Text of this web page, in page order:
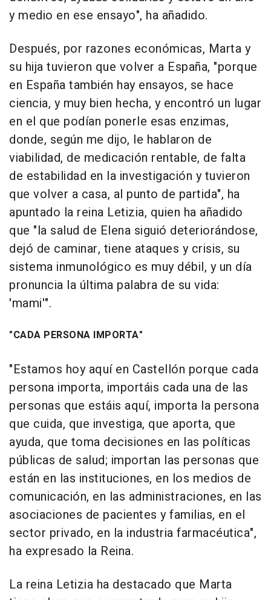
y medio en ese ensayo", ha añadido.
Después, por razones económicas, Marta y
su hija tuvieron que volver a España, "porque
en España también hay ensayos, se hace
ciencia, y muy bien hecha, y encontró un lugar
en el que podían ponerle esas enzimas,
donde, según me dijo, le hablaron de
viabilidad, de medicación rentable, de falta
de estabilidad en la investigación y tuvieron
que volver a casa, al punto de partida", ha
apuntado la reina Letizia, quien ha añadido
que "la salud de Elena siguió deteriorándose,
dejó de caminar, tiene ataques y crisis, su
sistema inmunológico es muy débil, y un día
pronuncia la última palabra de su vida:
'mami'".
"CADA PERSONA IMPORTA"
"Estamos hoy aquí en Castellón porque cada
persona importa, importáis cada una de las
personas que estáis aquí, importa la persona
que cuida, que investiga, que aporta, que
ayuda, que toma decisiones en las políticas
públicas de salud; importan las personas que
están en las instituciones, en los medios de
comunicación, en las administraciones, en las
asociaciones de pacientes y familias, en el
sector privado, en la industria farmacéutica",
ha expresado la Reina.
La reina Letizia ha destacado que Marta